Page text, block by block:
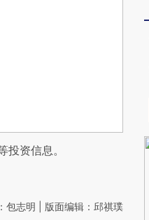
投资信息。
包志明 | 版面编辑：邱祺璞